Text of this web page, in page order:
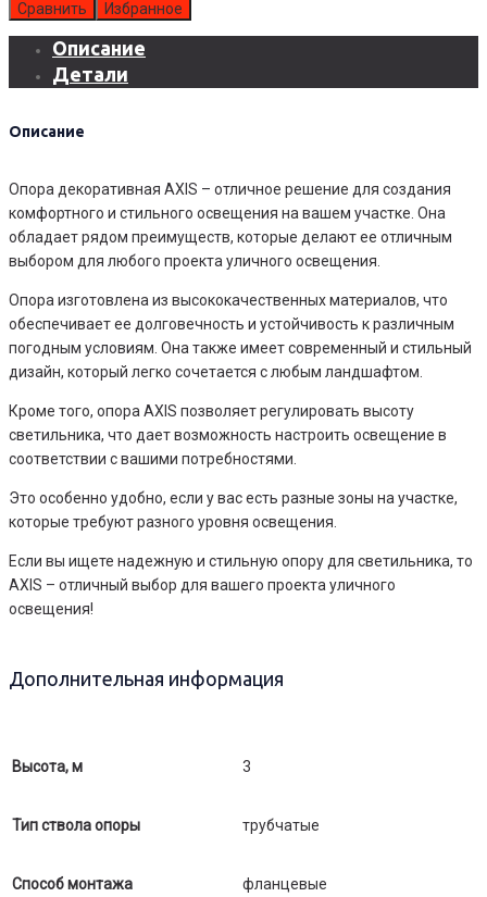
Опора
AXIS
Сравнить Избранное
Описание
Детали
Описание
Опора декоративная AXIS – отличное решение для создания
комфортного и стильного освещения на вашем участке. Она
обладает рядом преимуществ, которые делают ее отличным
выбором для любого проекта уличного освещения.
Опора изготовлена из высококачественных материалов, что
обеспечивает ее долговечность и устойчивость к различным
погодным условиям. Она также имеет современный и стильный
дизайн, который легко сочетается с любым ландшафтом.
Кроме того, опора AXIS позволяет регулировать высоту
светильника, что дает возможность настроить освещение в
соответствии с вашими потребностями.
Это особенно удобно, если у вас есть разные зоны на участке,
которые требуют разного уровня освещения.
Если вы ищете надежную и стильную опору для светильника, то
AXIS – отличный выбор для вашего проекта уличного
освещения!
Дополнительная информация
Высота, м 3
Тип ствола опоры трубчатые
Способ монтажа фланцевые